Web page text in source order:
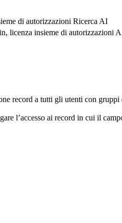
di autorizzazioni Ricerca AI
licenza insieme di autorizzazioni
record a tutti gli utenti con
l’accesso ai record in cui il